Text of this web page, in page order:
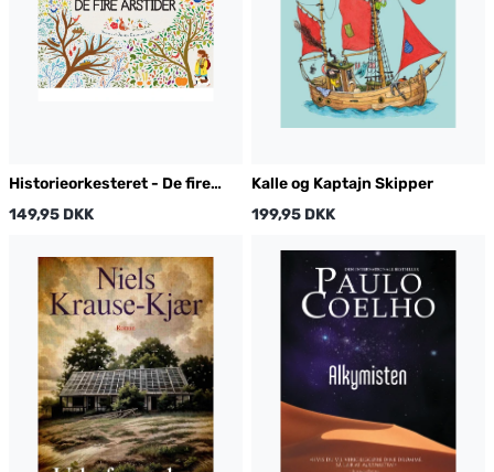
Historieorkesteret - De fire
årstider
149,95 DKK
Kalle og Kaptajn Skipper
199,95 DKK